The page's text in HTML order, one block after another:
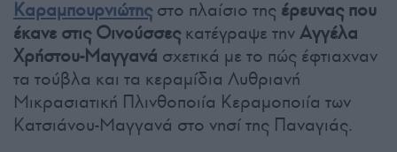
Καραμπουρνιώτης στο πλαίσιο της έρευνας που
έκανε στις Οινούσσεςκατέγραψε τηνΑγγέλα
Χρήστου-Μαγγανά σχετικά με το πώς έφτιαχναν
τα τούβλα και τα κεραμίδια Λυθριανή
Μικρασιατική Πλινθοποιία Κεραμοποιία των
Κατσιάνου-Μαγγανά στο νησί της Παναγιάς.